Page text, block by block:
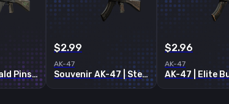
AK-47 | Emerald Pinstripe
$2.99
AK-47
Souvenir AK-47 | Steel Delta
$2.96
AK-47
AK-47 | Elite